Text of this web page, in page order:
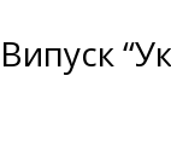
Випуск